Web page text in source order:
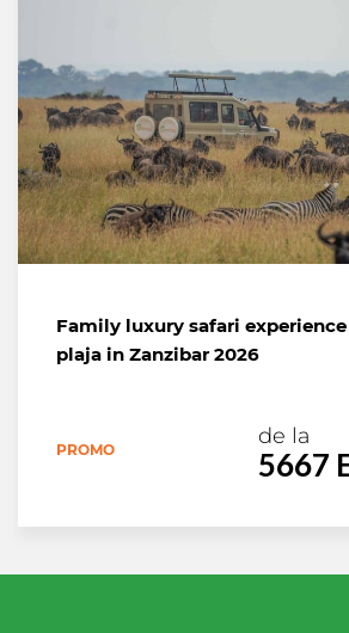
Family luxury safari experience
plaja in Zanzibar 2026
PROMO
de la
5667